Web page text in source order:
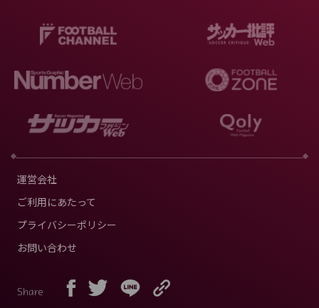
運営会社
ご利用にあたって
プライバシーポリシー
お問い合わせ
Share